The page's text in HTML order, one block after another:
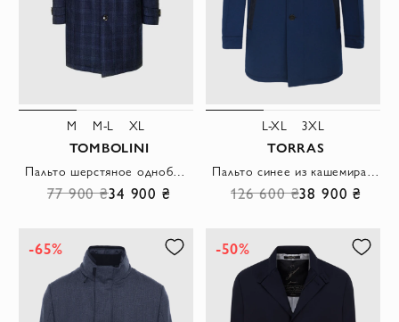
M M-L XL
TOMBOLINI
77 900 ₴34 900 ₴
L-XL 3XL
TORRAS
126 600 ₴38 900 ₴
-65% -50%